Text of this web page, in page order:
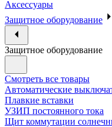
Аксессуары
Защитное оборудование
Защитное оборудование
Смотреть все товары
Автоматические
Плавкие вставки
УЗИП постоянного тока
Щит коммутации